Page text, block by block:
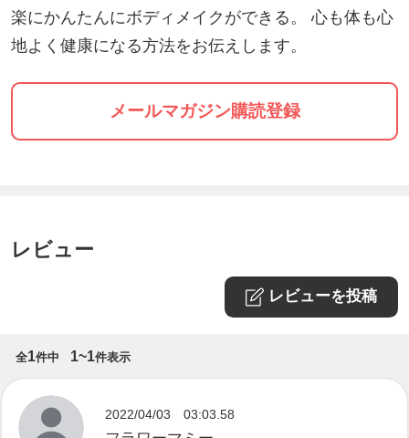
2017年10月に出版した当初よりも、足への関心が高
まっております。
多くの方が、足指まわしや足のケアの効果を感じて
らっしゃいます。
＊自分自身のケアのため
＊大切な人や家族のケアをするスキル
＊足の指まわし伝道師として活動したい方
楽にかんたんにボディメイクができる。 心も体も心
地よく健康になる方法をお伝えします。
メールマガジン購読登録
レビュー
レビューを投稿
全1件中 1~1件表示
2022/04/03 03:03.58